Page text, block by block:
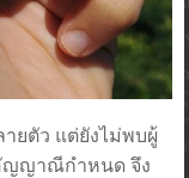
ยตัว แต่ยังไม่พบผู้
ญญาณีกำหนด จึง